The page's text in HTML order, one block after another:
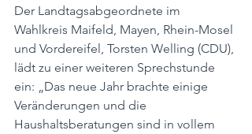
Der Landtagsabgeordnete im
Wahlkreis Maifeld, Mayen, Rhein-Mosel
und Vordereifel, Torsten Welling (CDU),
lädt zu einer weiteren Sprechstunde
ein: „Das neue Jahr brachte einige
Veränderungen und die
Haushaltsberatungen sind in vollem